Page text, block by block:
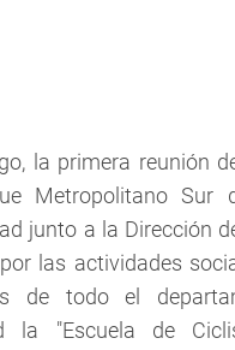
la primera reunión
Metropolitano Sur
junto a la Dirección
las actividades
de todo el
la "Escuela de